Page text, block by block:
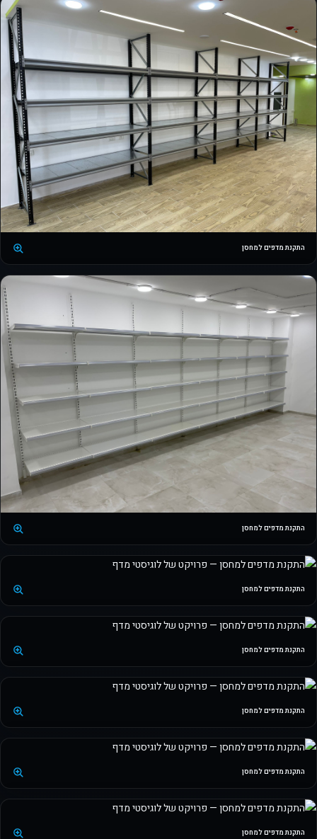
התקנת מדפים למחסן
התקנת מדפים למחסן
התקנת מדפים למחסן
התקנת מדפים למחסן
התקנת מדפים למחסן
התקנת מדפים למחסן
התקנת מדפים למחסן